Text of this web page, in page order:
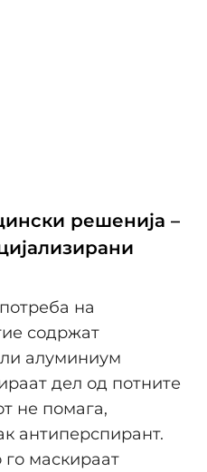
решенија –
на
содржат
алуминиум
дел од потните
не помага,
антиперспирант.
маскираат